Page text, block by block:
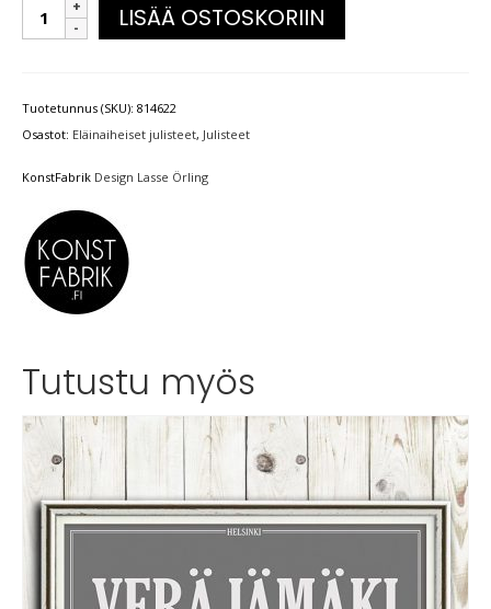
LISÄÄ OSTOSKORIIN
Tuotetunnus (SKU): 814622
Osastot: Eläinaiheiset julisteet, Julisteet
KonstFabrik Design Lasse Örling
Tutustu myös